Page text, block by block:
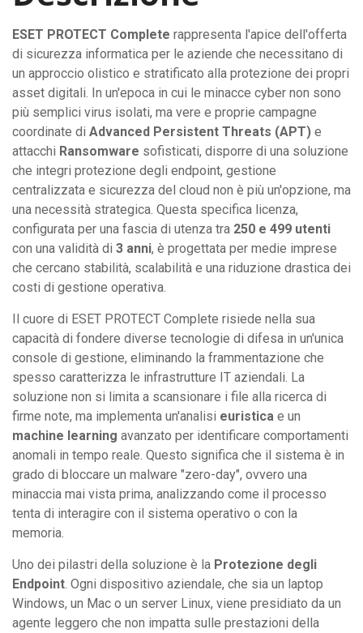
ESET PROTECT Complete rappresenta l'apice dell'offerta
di sicurezza informatica per le aziende che necessitano di
un approccio olistico e stratificato alla protezione dei propri
asset digitali. In un'epoca in cui le minacce cyber non sono
più semplici virus isolati, ma vere e proprie campagne
coordinate di Advanced Persistent Threats (APT) e
attacchi Ransomware sofisticati, disporre di una soluzione
che integri protezione degli endpoint, gestione
centralizzata e sicurezza del cloud non è più un'opzione, ma
una necessità strategica. Questa specifica licenza,
configurata per una fascia di utenza tra 250 e 499 utenti
con una validità di 3 anni, è progettata per medie imprese
che cercano stabilità, scalabilità e una riduzione drastica dei
costi di gestione operativa.
Il cuore di ESET PROTECT Complete risiede nella sua
capacità di fondere diverse tecnologie di difesa in un'unica
console di gestione, eliminando la frammentazione che
spesso caratterizza le infrastrutture IT aziendali. La
soluzione non si limita a scansionare i file alla ricerca di
firme note, ma implementa un'analisi euristica e un
machine learning avanzato per identificare comportamenti
anomali in tempo reale. Questo significa che il sistema è in
grado di bloccare un malware "zero-day", ovvero una
minaccia mai vista prima, analizzando come il processo
tenta di interagire con il sistema operativo o con la
memoria.
Uno dei pilastri della soluzione è la Protezione degli
Endpoint. Ogni dispositivo aziendale, che sia un laptop
Windows, un Mac o un server Linux, viene presidiato da un
agente leggero che non impatta sulle prestazioni della